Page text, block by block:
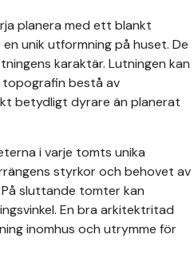
planera med ett blankt
unik utformning på huset. De
karaktär. Lutningen kan
topografin bestå av
betydligt dyrare än planerat
i varje tomts unika
styrkor och behovet av
sluttande tomter kan
En bra arkitektritad
inomhus och utrymme för